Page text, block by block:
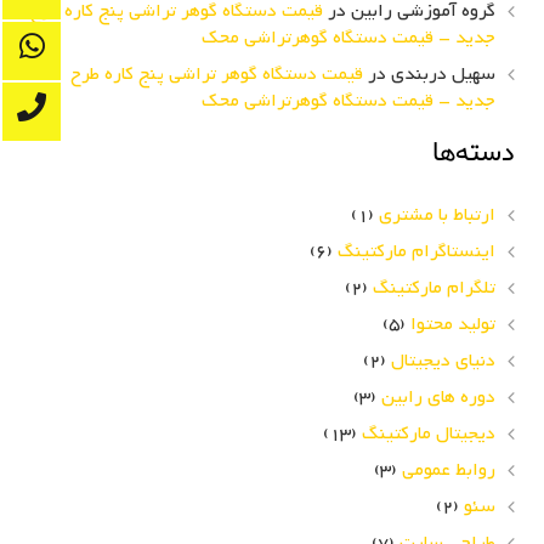
گروه آموزشی رابین در قیمت دستگاه گوهر تراشی پنج کاره طرح
جدید – قیمت دستگاه گوهرتراشی محک
سهیل دربندی در قیمت دستگاه گوهر تراشی پنج کاره طرح
جدید – قیمت دستگاه گوهرتراشی محک
دسته‌ها
ارتباط با مشتری (1)
اینستاگرام مارکتینگ (6)
تلگرام مارکتینگ (2)
تولید محتوا (5)
دنیای دیجیتال (2)
دوره های رابین (3)
دیجیتال مارکتینگ (13)
روابط عمومی (3)
سئو (2)